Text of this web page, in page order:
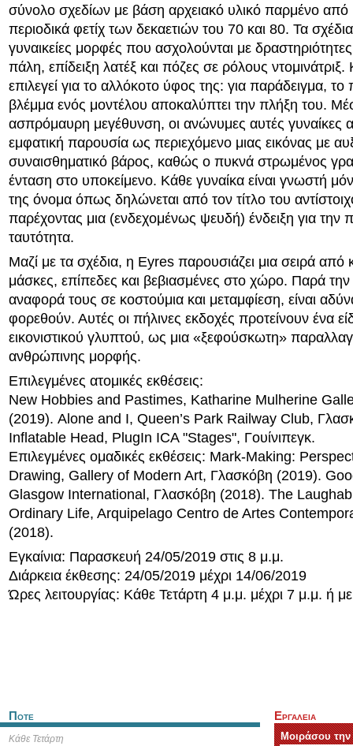
σύνολο σχεδίων με βάση αρχειακό υλικό παρμένο από
περιοδικά φετίχ των δεκαετιών του 70 και 80. Τα
γυναικείες μορφές που ασχολούνται με
πάλη, επίδειξη λατέξ και πόζες σε ρόλους ντομινάτριξ.
επιλεγεί για το αλλόκοτο ύφος της: για παράδειγμα,
βλέμμα ενός μοντέλου αποκαλύπτει την πλήξη του.
ασπρόμαυρη μεγέθυνση, οι ανώνυμες αυτές γυναίκες
εμφατική παρουσία ως περιεχόμενο μιας εικόνας με
συναισθηματικό βάρος, καθώς ο πυκνά στρωμένος
ένταση στο υποκείμενο. Κάθε γυναίκα είναι γνωστή
της όνομα όπως δηλώνεται από τον τίτλο του
παρέχοντας μια (ενδεχομένως ψευδή) ένδειξη για την
ταυτότητα.
Μαζί με τα σχέδια, η Eyres παρουσιάζει μια σειρά από
μάσκες, επίπεδες και βεβιασμένες στο χώρο. Παρά
αναφορά τους σε κοστούμια και μεταμφίεση, είναι
φορεθούν. Αυτές οι πήλινες εκδοχές προτείνουν ένα
εικονιστικού γλυπτού, ως μια «ξεφούσκωτη»
ανθρώπινης μορφής.
Επιλεγμένες ατομικές εκθέσεις:
New Hobbies and Pastimes, Katharine Mulherine
(2019). Alone and I, Queen’s Park Railway Club,
Inflatable Head, PlugIn ICA "Stages", Γουίνιπεγκ.
Επιλεγμένες ομαδικές εκθέσεις: Mark-Making:
Drawing, Gallery of Modern Art, Γλασκόβη (2019).
Glasgow International, Γλασκόβη (2018). The
Ordinary Life, Arquipelago Centro de Artes
(2018).
Εγκαίνια: Παρασκευή 24/05/2019 στις 8 μ.μ.
Διάρκεια έκθεσης: 24/05/2019 μέχρι 14/06/2019
Ώρες λειτουργίας: Κάθε Τετάρτη 4 μ.μ. μέχρι 7 μ.μ. ή
Ποτε
Κάθε Τετάρτη
Εργαλεια
Μοιράσου